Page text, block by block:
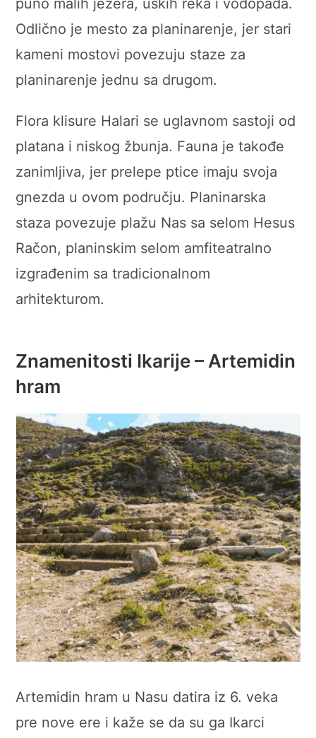
Odlično je mesto za planinarenje, jer stari
kameni mostovi povezuju staze za
planinarenje jednu sa drugom.
Flora klisure Halari se uglavnom sastoji od
platana i niskog žbunja. Fauna je takođe
zanimljiva, jer prelepe ptice imaju svoja
gnezda u ovom području. Planinarska
staza povezuje plažu Nas sa selom Hesus
Račon, planinskim selom amfiteatralno
izgrađenim sa tradicionalnom
arhitekturom.
Znamenitosti Ikarije – Artemidin
hram
Artemidin hram u Nasu datira iz 6. veka
pre nove ere i kaže se da su ga Ikarci